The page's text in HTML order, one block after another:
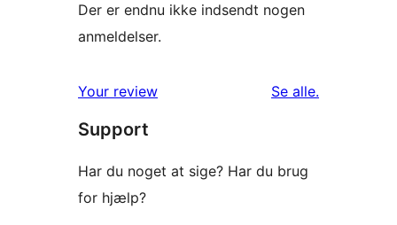
Der er endnu ikke indsendt nogen
anmeldelser.
Your review Se alleanmeldelser
.
Support
Har du noget at sige? Har du brug
for hjælp?